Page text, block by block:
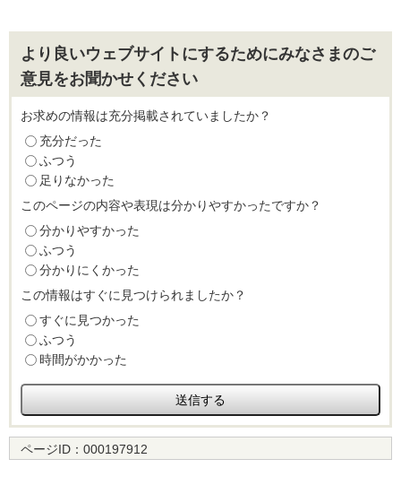
より良いウェブサイトにするためにみなさまのご
意見をお聞かせください
お求めの情報は充分掲載されていましたか？
充分だった
ふつう
足りなかった
このページの内容や表現は分かりやすかったですか？
分かりやすかった
ふつう
分かりにくかった
この情報はすぐに見つけられましたか？
すぐに見つかった
ふつう
時間がかかった
ページID： 000197912